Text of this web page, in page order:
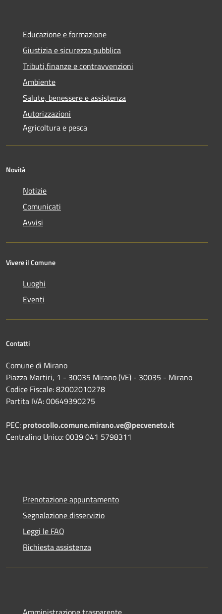
Educazione e formazione
Giustizia e sicurezza pubblica
Tributi,finanze e contravvenzioni
Ambiente
Salute, benessere e assistenza
Autorizzazioni
Agricoltura e pesca
Novità
Notizie
Comunicati
Avvisi
Vivere il Comune
Luoghi
Eventi
Contatti
Comune di Mirano
Piazza Martiri, 1 - 30035 Mirano (VE) - 30035 - Mirano
Codice Fiscale: 82002010278
Partita IVA: 00649390275
PEC: protocollo.comune.mirano.ve@pecveneto.it
Centralino Unico: 0039 041 5798311
Prenotazione appuntamento
Segnalazione disservizio
Leggi le FAQ
Richiesta assistenza